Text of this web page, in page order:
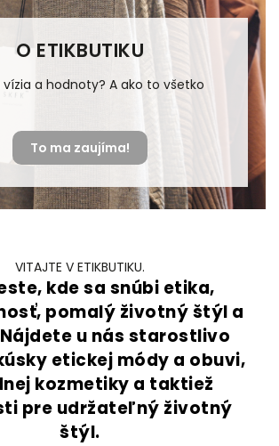
O ETIKBUTIKU
vízia a hodnoty? A ako to všetko
To ma zaujíma!
VITAJTE V ETIKBUTIKU.
kde sa snúbi etika,
pomalý životný štýl a
u nás starostlivo
etickej módy a obuvi,
kozmetiky a taktiež
pre udržateľný životný
štýl.